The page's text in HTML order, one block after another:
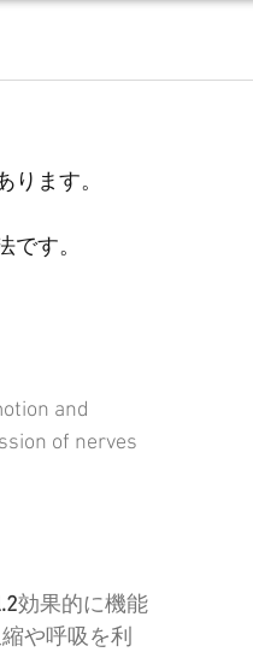
ます。
す。
and
of nerves
効果的に機能
や呼吸を利